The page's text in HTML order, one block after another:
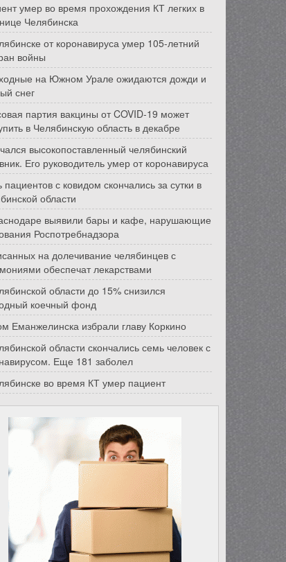
умер во время прохождения КТ легких в
Челябинска
от коронавируса умер 105-летний
войны
на Южном Урале ожидаются дожди и
снег
партия вакцины от COVID-19 может
в Челябинскую область в декабре
высокопоставленный челябинский
Его руководитель умер от коронавируса
с ковидом скончались за сутки в
области
выявили бары и кафе, нарушающие
Роспотребнадзора
на долечивание челябинцев с
обеспечат лекарствами
области до 15% снизился
коечный фонд
Еманжелинска избрали главу Коркино
области скончались семь человек с
Еще 181 заболел
во время КТ умер пациент